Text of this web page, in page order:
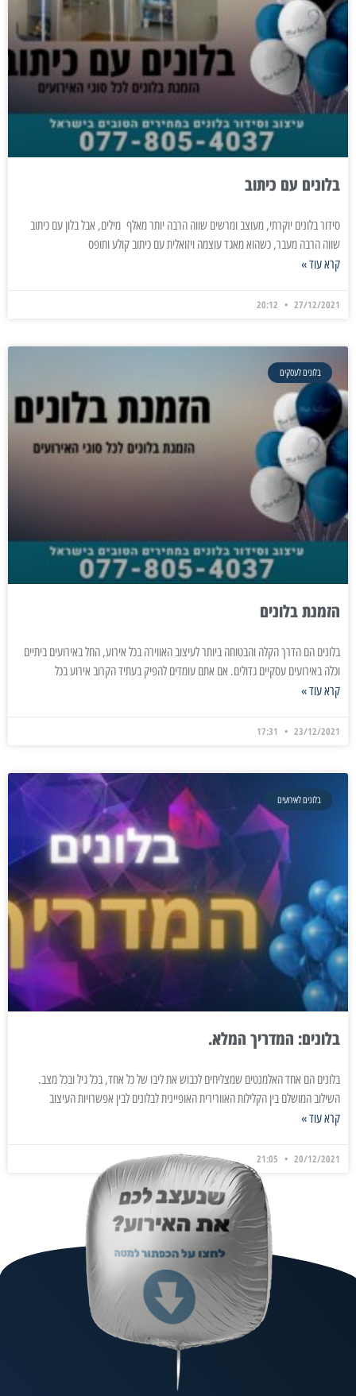
בלונים עם כיתוב
סידור בלונים יוקרתי, מעוצב ומרשים שווה הרבה יותר מאלף מילים, אבל בלון עם כיתוב
שווה הרבה מעבר, כשהוא מאגד עוצמה ויזואלית עם כיתוב קולע ותופס
קרא עוד »
27/12/2021
בלונים לעסקים
הזמנת בלונים
בלונים הם הדרך הקלה והבטוחה ביותר לעיצוב האווירה בכל אירוע, החל באירועים ביתיים
וכלה באירועים עסקיים גדולים. אם אתם עומדים להפיק בעתיד הקרוב אירוע בכל
קרא עוד »
23/12/2021
בלונים לאירועים
בלונים: המדריך המלא.
בלונים הם אחד האלמנטים שמצליחים לכבוש את ליבו של כל אחד, בכל גיל ובכל מצב.
השילוב המושלם בין הקלילות האוורירית האופיינית לבלונים לבין אפשרויות העיצוב
קרא עוד »
20/12/2021